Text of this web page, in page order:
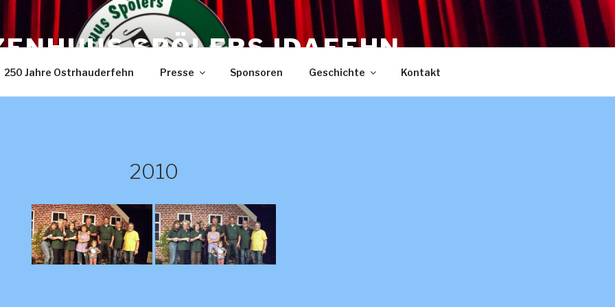
SPÖLERS IDAFEHN
250 Jahre Ostrhauderfehn Presse Sponsoren Geschichte Kontakt
2010